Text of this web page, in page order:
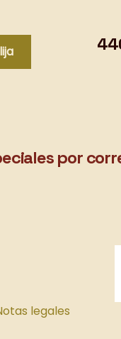
de
por
legales